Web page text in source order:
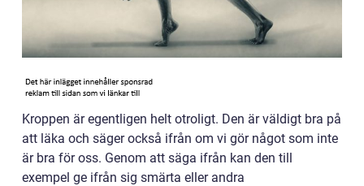
Kroppen är egentligen helt otroligt. Den är väldigt bra på
att läka och säger också ifrån om vi gör något som inte
är bra för oss. Genom att säga ifrån kan den till
exempel ge ifrån sig smärta eller andra